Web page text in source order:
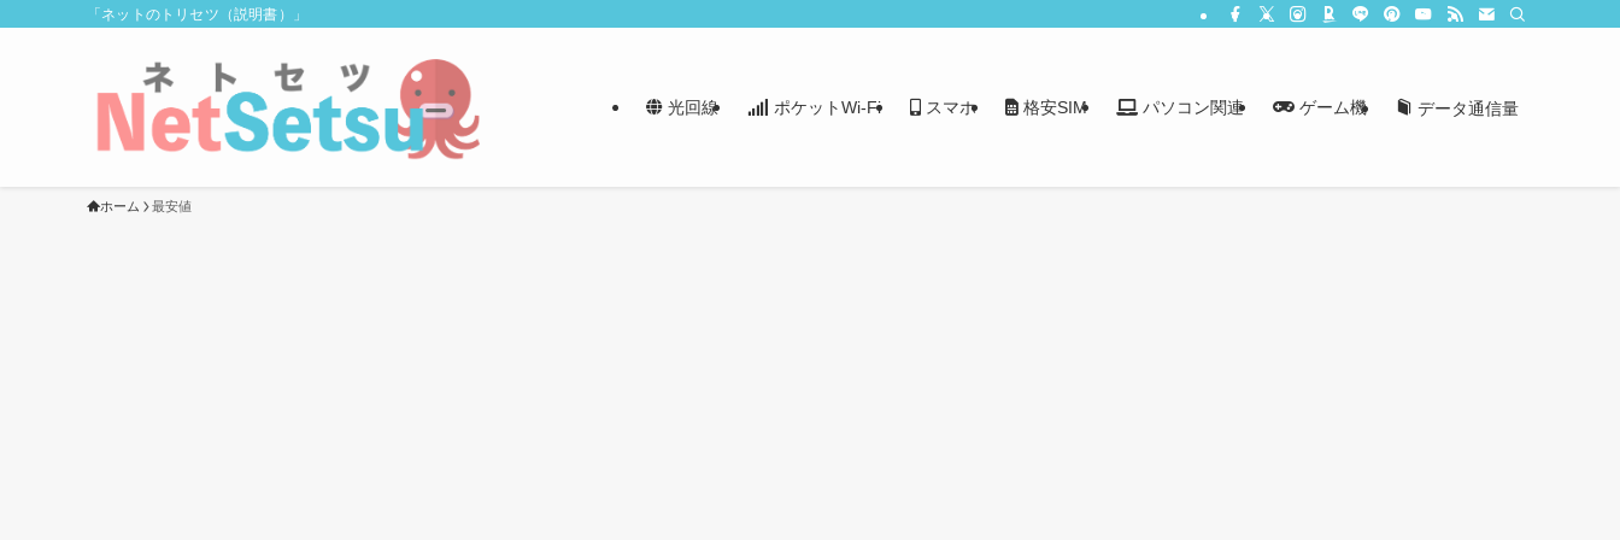
「ネットのトリセツ（説明書）」
光回線 ポケットWi-Fi スマホ 格安SIM パソコン関連 ゲーム機 データ通信量
ホーム 最安値